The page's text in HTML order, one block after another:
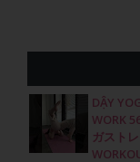
DẬY
WORK
ガスト